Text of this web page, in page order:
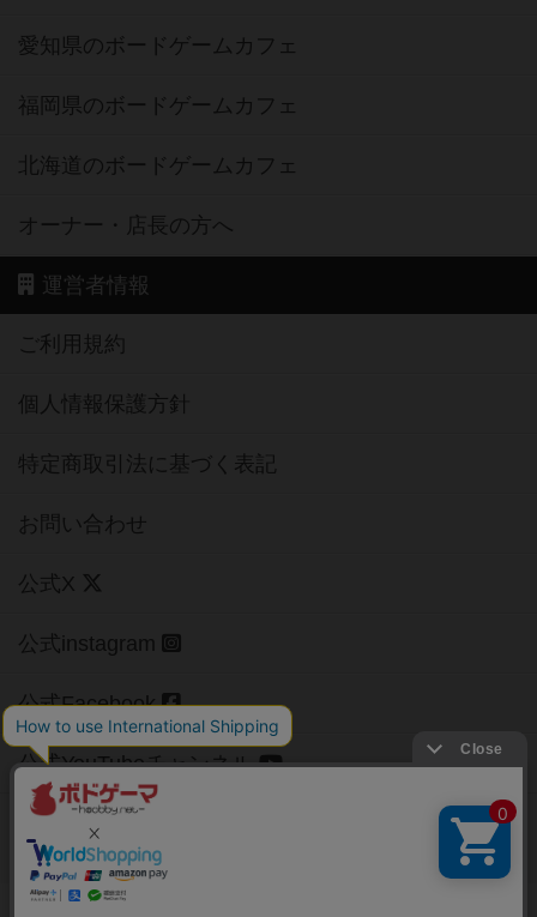
愛知県のボードゲームカフェ
福岡県のボードゲームカフェ
北海道のボードゲームカフェ
オーナー・店長の方へ
運営者情報
ご利用規約
個人情報保護方針
特定商取引法に基づく表記
お問い合わせ
公式X
公式instagram
公式Facebook
公式YouTubeチャンネル